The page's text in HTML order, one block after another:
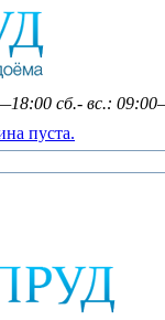
сб.- вс.:
пуста.